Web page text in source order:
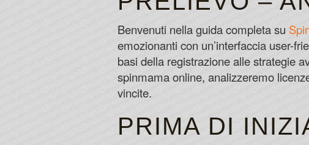
Benvenuti nella guida completa su
emozionanti con un’interfaccia user-
basi della registrazione alle strategie
spinmama online, analizzeremo
vincite.
PRIMA DI